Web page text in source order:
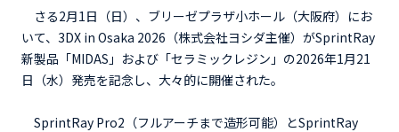
さる2月1日（日）、ブリーゼプラザ小ホール（大阪府）にお
いて、3DX in Osaka 2026（株式会社ヨシダ主催）がSprintRay
新製品「MIDAS」および「セラミックレジン」の2026年1月21
日（水）発売を記念し、大々的に開催された。
SprintRay Pro2（フルアーチまで造形可能）とSprintRay